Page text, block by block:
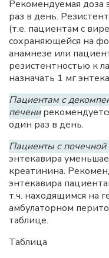
Рекомендуемая доза
раз в день.
(т.е. пациентам с
сохраняющейся на
анамнезе или
резистентностью к
назначать 1 мг
Пациентам с
печени
один раз в день.
Пациенты с почечной
энтекавира
креатинина.
энтекавира
т.ч. находящимся на
амбулаторном
таблице.
Таблица